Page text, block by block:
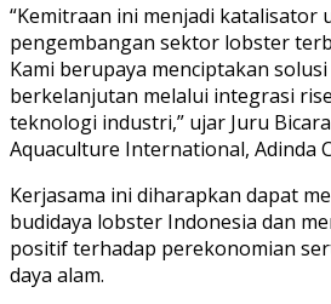
“Kemitraan ini menjadi katalisator
pengembangan sektor lobster
Kami berupaya menciptakan
berkelanjutan melalui integrasi
teknologi industri,” ujar Juru
Aquaculture International, Adinda
Kerjasama ini diharapkan dapat
budidaya lobster Indonesia dan
positif terhadap perekonomian
daya alam.